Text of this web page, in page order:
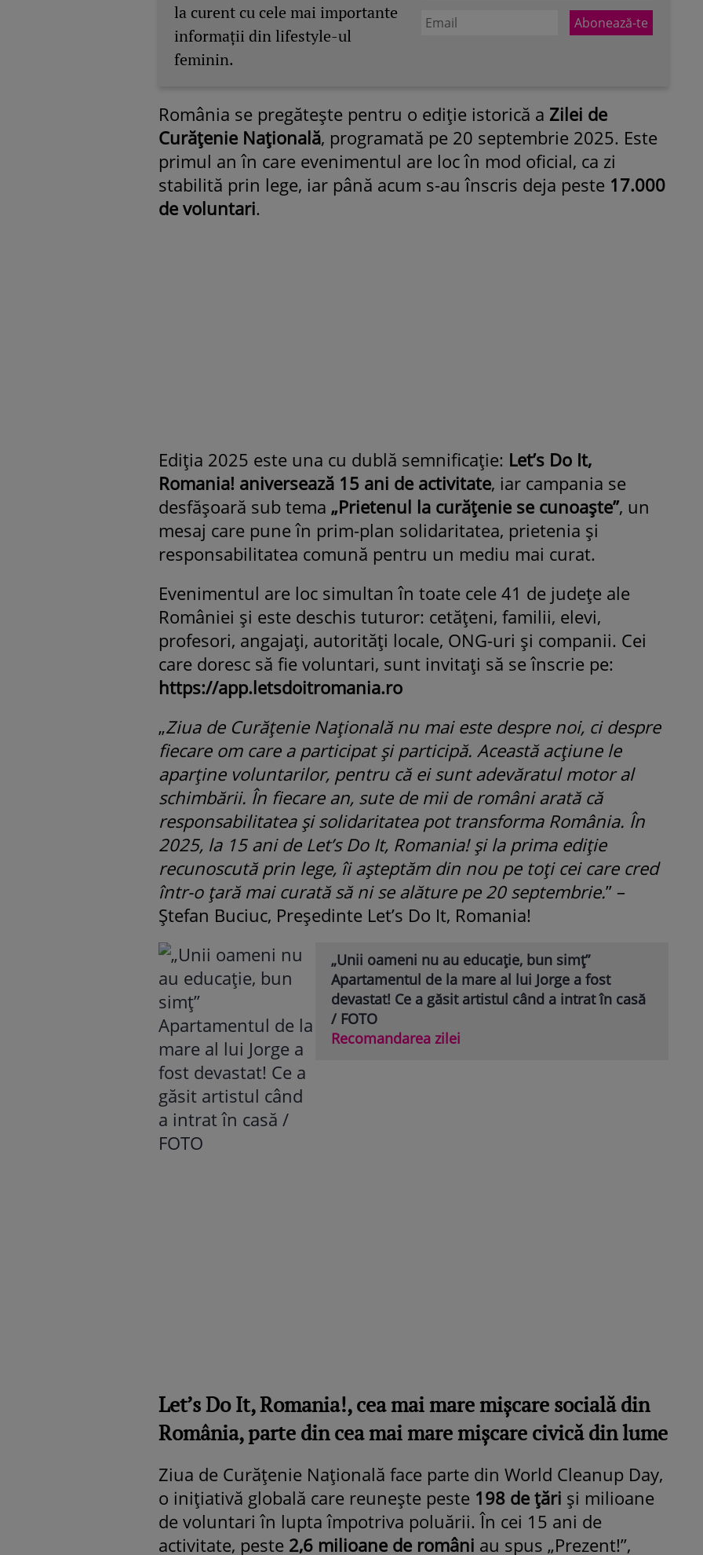
la curent cu cele mai importante
informații din lifestyle-ul
feminin.
România se pregătește pentru o ediție istorică a Zilei de
Curățenie Națională, programată pe 20 septembrie 2025. Este
primul an în care evenimentul are loc în mod oficial, ca zi
stabilită prin lege, iar până acum s-au înscris deja peste 17.000
de voluntari.
Ediția 2025 este una cu dublă semnificație: Let’s Do It,
Romania! aniversează 15 ani de activitate, iar campania se
desfășoară sub tema „Prietenul la curățenie se cunoaște”, un
mesaj care pune în prim-plan solidaritatea, prietenia și
responsabilitatea comună pentru un mediu mai curat.
Evenimentul are loc simultan în toate cele 41 de județe ale
României și este deschis tuturor: cetățeni, familii, elevi,
profesori, angajați, autorități locale, ONG-uri și companii. Cei
care doresc să fie voluntari, sunt invitați să se înscrie pe:
https://app.letsdoitromania.ro
„Ziua de Curățenie Națională nu mai este despre noi, ci despre
fiecare om care a participat și participă. Această acțiune le
aparține voluntarilor, pentru că ei sunt adevăratul motor al
schimbării. În fiecare an, sute de mii de români arată că
responsabilitatea și solidaritatea pot transforma România. În
2025, la 15 ani de Let’s Do It, Romania! și la prima ediție
recunoscută prin lege, îi așteptăm din nou pe toți cei care cred
într-o țară mai curată să ni se alăture pe 20 septembrie.” –
Ștefan Buciuc, Președinte Let’s Do It, Romania!
„Unii oameni nu au educație, bun simț”
Apartamentul de la mare al lui Jorge a fost
devastat! Ce a găsit artistul când a intrat în casă
/ FOTO
Recomandarea zilei
Let’s Do It, Romania!, cea mai mare mișcare socială din
România, parte din cea mai mare mișcare civică din lume
Ziua de Curățenie Națională face parte din World Cleanup Day,
o inițiativă globală care reunește peste 198 de țări și milioane
de voluntari în lupta împotriva poluării. În cei 15 ani de
activitate, peste 2,6 milioane de români au spus „Prezent!”,